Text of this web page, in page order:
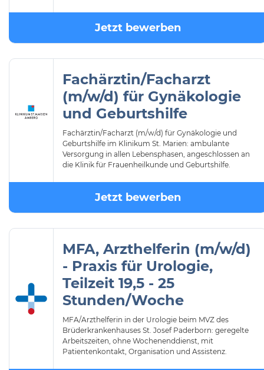
Jetzt bewerben
Fachärztin/Facharzt
(m/w/d) für Gynäkologie
und Geburtshilfe
Fachärztin/Facharzt (m/w/d) für Gynäkologie und
Geburtshilfe im Klinikum St. Marien: ambulante
Versorgung in allen Lebensphasen, angeschlossen an
die Klinik für Frauenheilkunde und Geburtshilfe.
Jetzt bewerben
MFA, Arzthelferin (m/w/d)
- Praxis für Urologie,
Teilzeit 19,5 - 25
Stunden/Woche
MFA/Arzthelferin in der Urologie beim MVZ des
Brüderkrankenhauses St. Josef Paderborn: geregelte
Arbeitszeiten, ohne Wochenenddienst, mit
Patientenkontakt, Organisation und Assistenz.